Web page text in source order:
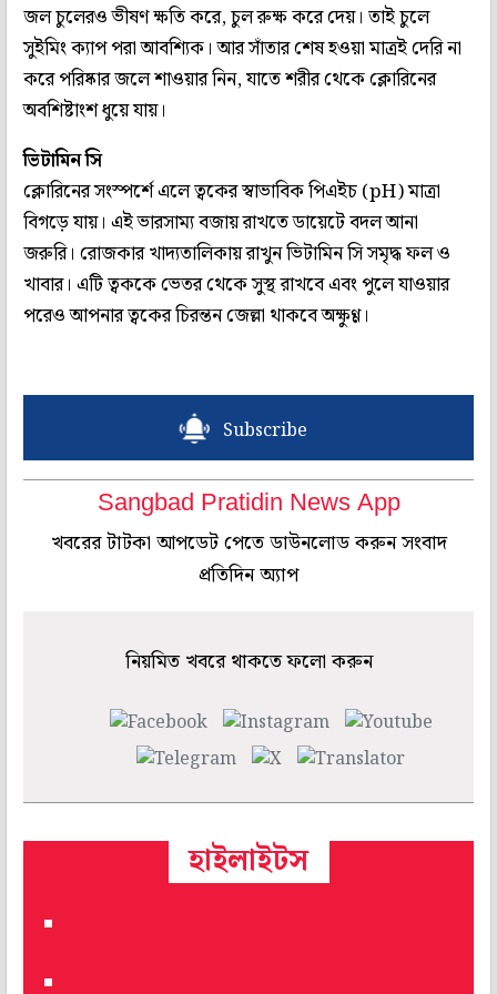
জল চুলেরও ভীষণ ক্ষতি করে, চুল রুক্ষ করে দেয়। তাই চুলে
সুইমিং ক্যাপ পরা আবশ্যিক। আর সাঁতার শেষ হওয়া মাত্রই দেরি না
করে পরিষ্কার জলে শাওয়ার নিন, যাতে শরীর থেকে ক্লোরিনের
অবশিষ্টাংশ ধুয়ে যায়।
ভিটামিন সি
ক্লোরিনের সংস্পর্শে এলে ত্বকের স্বাভাবিক পিএইচ (pH) মাত্রা
বিগড়ে যায়। এই ভারসাম্য বজায় রাখতে ডায়েটে বদল আনা
জরুরি। রোজকার খাদ্যতালিকায় রাখুন ভিটামিন সি সমৃদ্ধ ফল ও
খাবার। এটি ত্বককে ভেতর থেকে সুস্থ রাখবে এবং পুলে যাওয়ার
পরেও আপনার ত্বকের চিরন্তন জেল্লা থাকবে অক্ষুণ্ণ।
Subscribe
Sangbad Pratidin News App
খবরের টাটকা আপডেট পেতে ডাউনলোড করুন সংবাদ
প্রতিদিন অ্যাপ
নিয়মিত খবরে থাকতে ফলো করুন
হাইলাইটস